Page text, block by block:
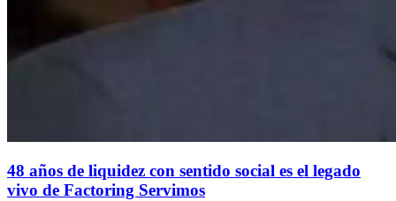
48 años de liquidez con sentido social es el legado
vivo de Factoring Servimos